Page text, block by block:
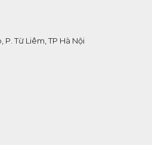
P. Từ Liêm, TP Hà Nội